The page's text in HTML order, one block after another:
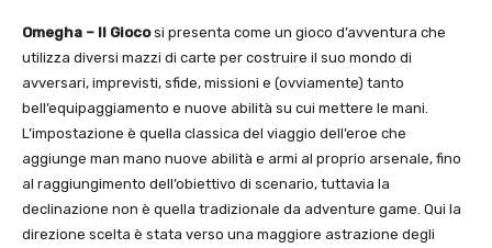
Omegha – Il Giocosi presenta come un gioco d’avventura che
utilizza diversi mazzi di carte per costruire il suo mondo di
avversari, imprevisti, sfide, missioni e (ovviamente) tanto
bell’equipaggiamento e nuove abilità su cui mettere le mani.
L’impostazione è quella classica del viaggio dell’eroe che
aggiunge man mano nuove abilità e armi al proprio arsenale, fino
al raggiungimento dell’obiettivo di scenario, tuttavia la
declinazione non è quella tradizionale da adventure game. Qui la
direzione scelta è stata verso una maggiore astrazione degli